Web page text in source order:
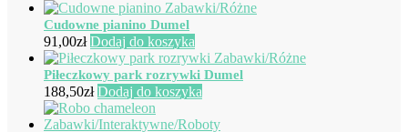
Cudowne pianino Dumel
91,00zł Dodaj do koszyka
Piłeczkowy park rozrywki Dumel
188,50zł Dodaj do koszyka